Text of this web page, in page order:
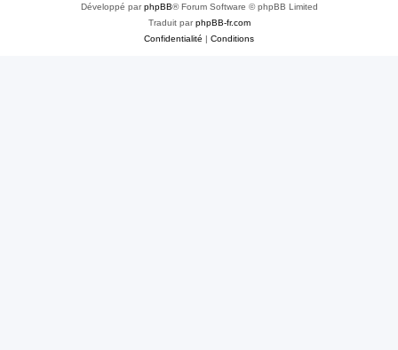
Développé parphpBB® Forum Software © phpBB Limited
Traduit parphpBB-fr.com
Confidentialité | Conditions